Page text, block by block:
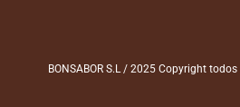
BONSABOR S.L / 2025 Copyright